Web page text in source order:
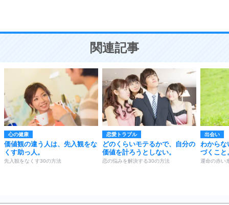
ことが大切。
関連記事
心の健康
価値観の違う人は、先入観をな
くす助っ人。
先入観をなくす30の方法
恋愛トラブル
どのくらいモテるかで、自分の
価値を計ろうとしない。
恋の悩みを解決する30の方法
出会い
わからな
づくこと
運命の赤い